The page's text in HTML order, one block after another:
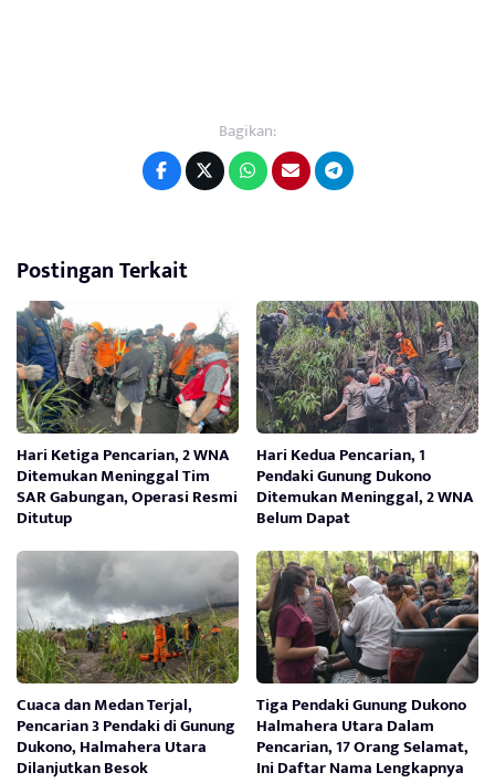
Bagikan:
Postingan Terkait
Hari Ketiga Pencarian, 2 WNA
Ditemukan Meninggal Tim
SAR Gabungan, Operasi Resmi
Ditutup
Hari Kedua Pencarian, 1
Pendaki Gunung Dukono
Ditemukan Meninggal, 2 WNA
Belum Dapat
Cuaca dan Medan Terjal,
Pencarian 3 Pendaki di Gunung
Dukono, Halmahera Utara
Dilanjutkan Besok
Tiga Pendaki Gunung Dukono
Halmahera Utara Dalam
Pencarian, 17 Orang Selamat,
Ini Daftar Nama Lengkapnya